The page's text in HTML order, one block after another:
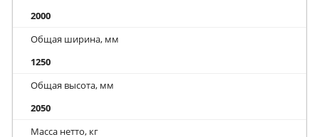
2000
Общая ширина, мм
1250
Общая высота, мм
2050
Масса нетто, кг